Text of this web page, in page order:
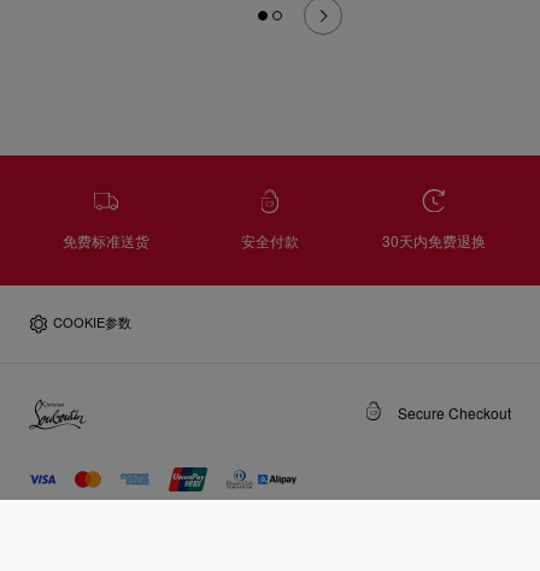
免费标准送货 安全付款 30天内免费退换
COOKIE参数
Secure Checkout